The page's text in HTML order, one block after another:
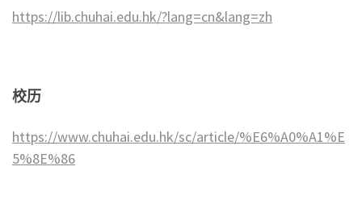
https://lib.chuhai.edu.hk/?lang=cn&lang=zh
校历
https://www.chuhai.edu.hk/sc/article/%E6%A0%A1%E
5%8E%86